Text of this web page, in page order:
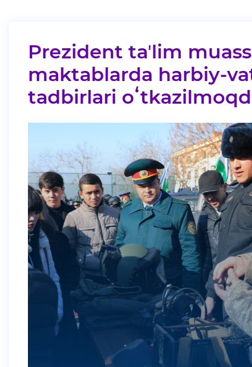
Prezident taʼlim
maktablarda harbiy-
tadbirlari